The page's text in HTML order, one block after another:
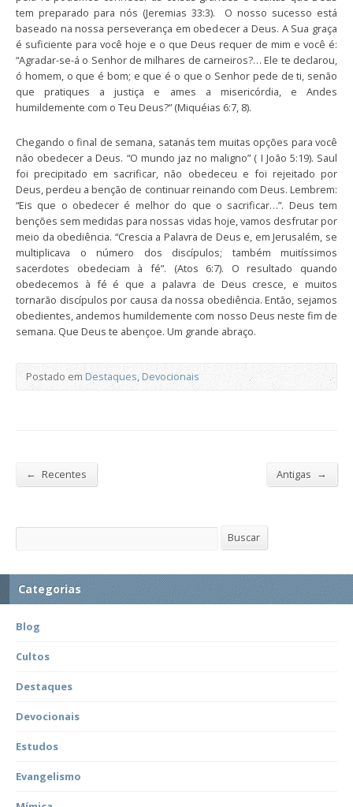
tem preparado para nós (Jeremias 33:3). O nosso sucesso está
baseado na nossa perseverança em obedecer a Deus. A Sua graça
é suficiente para você hoje e o que Deus requer de mim e você é:
“Agradar-se-á o Senhor de milhares de carneiros?… Ele te declarou,
ó homem, o que é bom; e que é o que o Senhor pede de ti, senão
que pratiques a justiça e ames a misericórdia, e Andes
humildemente com o Teu Deus?” (Miquéias 6:7, 8).
Chegando o final de semana, satanás tem muitas opções para você
não obedecer a Deus. “O mundo jaz no maligno” ( I João 5:19). Saul
foi precipitado em sacrificar, não obedeceu e foi rejeitado por
Deus, perdeu a benção de continuar reinando com Deus. Lembrem:
“Eis que o obedecer é melhor do que o sacrificar…”. Deus tem
benções sem medidas para nossas vidas hoje, vamos desfrutar por
meio da obediência. “Crescia a Palavra de Deus e, em Jerusalém, se
multiplicava o número dos discípulos; também muitíssimos
sacerdotes obedeciam à fé”. (Atos 6:7). O resultado quando
obedecemos à fé é que a palavra de Deus cresce, e muitos
tornarão discípulos por causa da nossa obediência. Então, sejamos
obedientes, andemos humildemente com nosso Deus neste fim de
semana. Que Deus te abençoe. Um grande abraço.
Postado emDestaques,Devocionais
← Recentes Antigas →
Buscar Buscar
Categorias
Blog
Cultos
Destaques
Devocionais
Estudos
Evangelismo